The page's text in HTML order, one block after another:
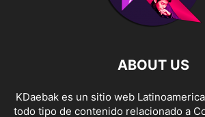
ABOUT US
KDaebak es un sitio web
todo tipo de contenido relacionado a